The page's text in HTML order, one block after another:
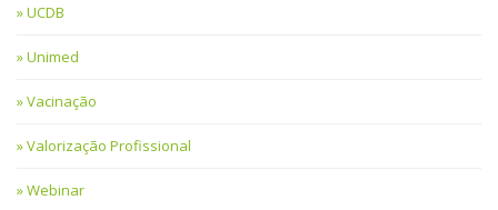
UCDB
Unimed
Vacinação
Valorização Profissional
Webinar